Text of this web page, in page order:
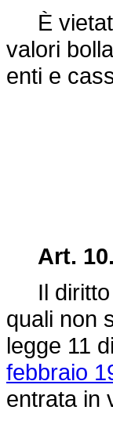
È
valori
enti e
Art. 10.
Il diritto
quali non
legge 11
febbraio
entrata in